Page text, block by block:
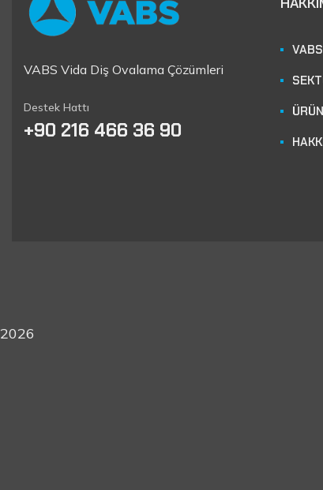
VABS Vida Diş Ovalama Çözümleri
Destek Hattı
+90 216 466 36 90
2026